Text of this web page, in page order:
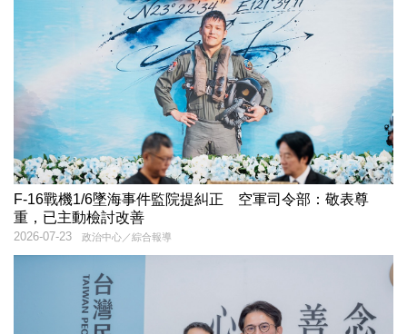
F-16戰機1/6墜海事件監院提糾正 空軍司令部：敬表尊
重，已主動檢討改善
政治中心／綜合報導
2026-07-23